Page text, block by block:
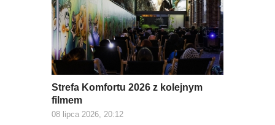
Strefa Komfortu 2026 z kolejnym
filmem
08 lipca 2026, 20:12